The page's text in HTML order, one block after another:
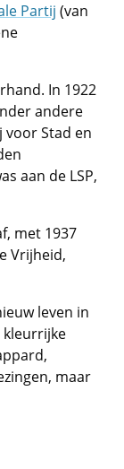
Partij (van
In 1922
andere
Stad en
aan de LSP,
met 1937
Vrijheid,
leven in
kleurrijke
maar